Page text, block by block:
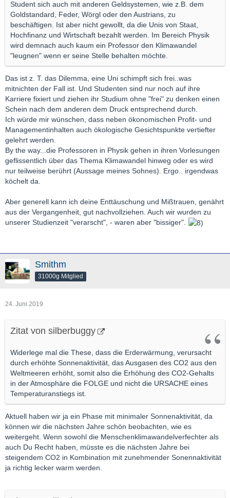
Student sich auch mit anderen Geldsystemen, wie z.B. dem
Goldstandard, Feder, Wörgl oder den Austrians, zu
beschäftigen. Ist aber nicht gewollt, da die Unis von Staat,
Hochfinanz und Wirtschaft bezahlt werden. Im Bereich Physik
wird demnach auch kaum ein Professor den Klimawandel
"leugnen" wenn er seine Stelle behalten möchte.
Das ist z. T. das Dilemma, eine Uni schimpft sich frei..was
mitnichten der Fall ist. Und Studenten sind nur noch auf ihre
Karriere fixiert und ziehen ihr Studium ohne "frei" zu denken einen
Schein nach dem anderen dem Druck entsprechend durch.
Ich würde mir wünschen, dass neben ökonomischen Profit- und
Managementinhalten auch ökologische Gesichtspunkte vertiefter
gelehrt werden.
By the way...die Professoren in Physik gehen in ihren Vorlesungen
geflissentlich über das Thema Klimawandel hinweg oder es wird
nur teilweise berührt (Aussage meines Sohnes). Ergo.. irgendwas
köchelt da.
Aber generell kann ich deine Enttäuschung und Mißtrauen, genährt
aus der Vergangenheit, gut nachvollziehen. Auch wir wurden zu
unserer Studienzeit "verarscht", - waren aber "bissiger".
Smithm
31000g Mitglied
24. Juni 2019
Zitat von silberbuggy
Widerlege mal die These, dass die Erderwärmung, verursacht
durch erhöhte Sonnenaktivität, das Ausgasen des CO2 aus den
Weltmeeren erhöht, somit also die Erhöhung des CO2-Gehalts
in der Atmosphäre die FOLGE und nicht die URSACHE eines
Temperaturanstiegs ist.
Aktuell haben wir ja ein Phase mit minimaler Sonnenaktivität, da
können wir die nächsten Jahre schön beobachten, wie es
weitergeht. Wenn sowohl die Menschenklimawandelverfechter als
auch Du Recht haben, müsste es die nächsten Jahre bei
steigendem CO2 in Kombination mit zunehmender Sonennaktivität
ja richtig lecker warm werden.